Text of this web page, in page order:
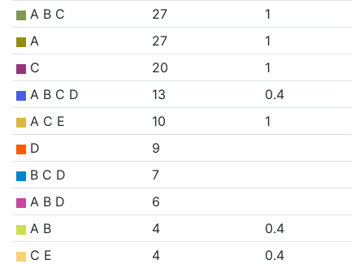
A B C
27
1
A
27
1
C
20
1
A B C D
13
0.4
A C E
10
1
D
9
B C D
7
A B D
6
A B
4
0.4
C E
4
0.4